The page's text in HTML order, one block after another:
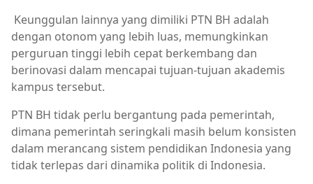
Keunggulan lainnya yang dimiliki PTN BH adalah
dengan otonom yang lebih luas, memungkinkan
perguruan tinggi lebih cepat berkembang dan
berinovasi dalam mencapai tujuan-tujuan akademis
kampus tersebut.
PTN BH tidak perlu bergantung pada pemerintah,
dimana pemerintah seringkali masih belum konsisten
dalam merancang sistem pendidikan Indonesia yang
tidak terlepas dari dinamika politik di Indonesia.